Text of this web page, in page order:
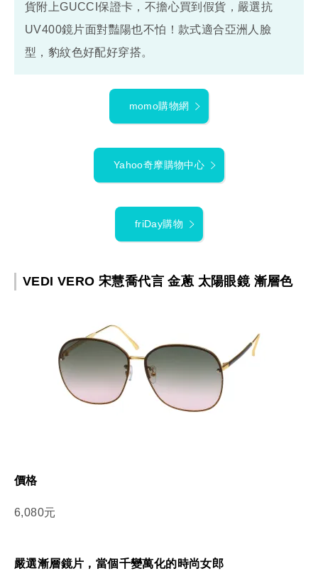
貨附上GUCCI保證卡，不擔心買到假貨，嚴選抗
UV400鏡片面對豔陽也不怕！款式適合亞洲人臉
型，豹紋色好配好穿搭。
momo購物網
Yahoo奇摩購物中心
friDay購物
VEDI VERO 宋慧喬代言 金蔥 太陽眼鏡 漸層色
價格
6,080元
嚴選漸層鏡片，當個千變萬化的時尚女郎